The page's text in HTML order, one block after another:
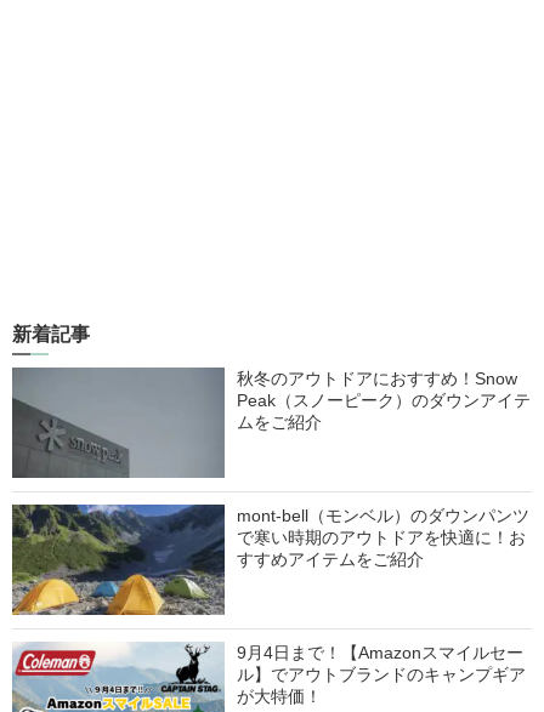
新着記事
秋冬のアウトドアにおすすめ！Snow
Peak（スノーピーク）のダウンアイテ
ムをご紹介
mont-bell（モンベル）のダウンパンツ
で寒い時期のアウトドアを快適に！お
すすめアイテムをご紹介
9月4日まで！【Amazonスマイルセー
ル】でアウトブランドのキャンプギア
が大特価！